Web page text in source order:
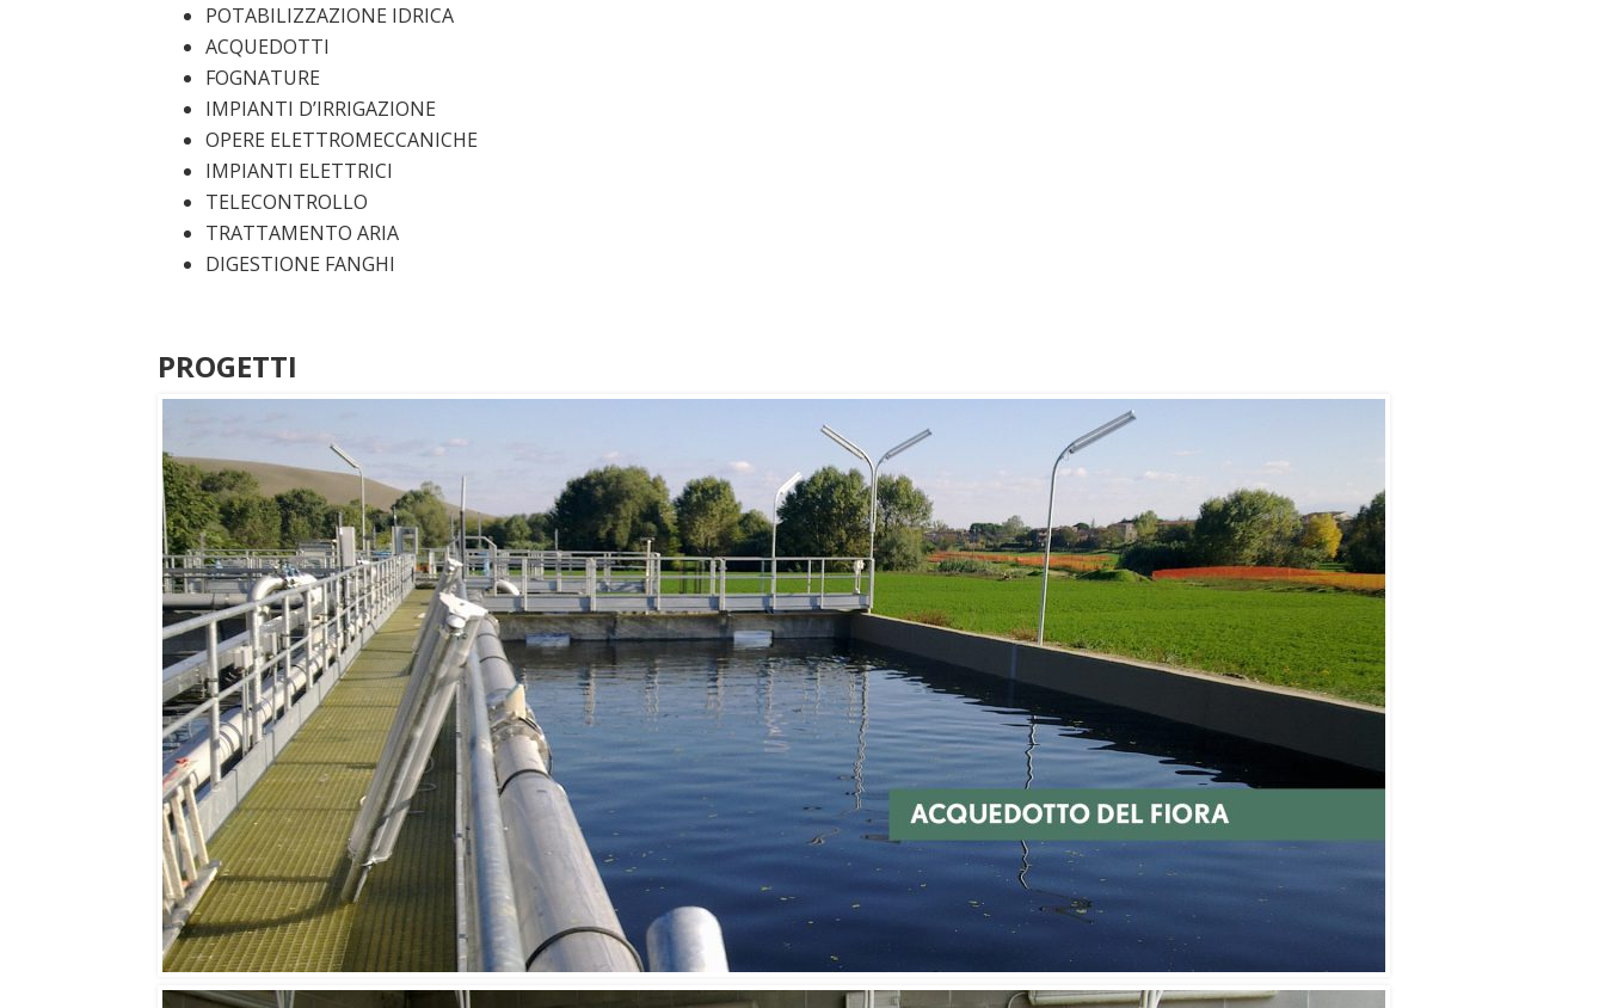
POTABILIZZAZIONE IDRICA
ACQUEDOTTI
FOGNATURE
IMPIANTI D’IRRIGAZIONE
OPERE ELETTROMECCANICHE
IMPIANTI ELETTRICI
TELECONTROLLO
TRATTAMENTO ARIA
DIGESTIONE FANGHI
PROGETTI